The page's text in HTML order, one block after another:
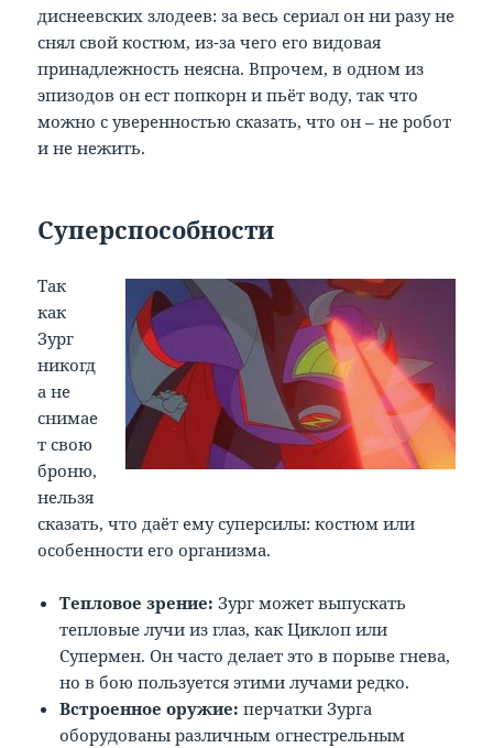
диснеевских злодеев: за весь сериал он ни разу не
снял свой костюм, из-за чего его видовая
принадлежность неясна. Впрочем, в одном из
эпизодов он ест попкорн и пьёт воду, так что
можно с уверенностью сказать, что он – не робот
и не нежить.
Суперспособности
Так
как
Зург
никогд
а не
снимае
т свою
броню,
нельзя
сказать, что даёт ему суперсилы: костюм или
особенности его организма.
Тепловое зрение:Зург может выпускать
тепловые лучи из глаз, как Циклоп или
Супермен. Он часто делает это в порыве гнева,
но в бою пользуется этими лучами редко.
Встроенное оружие: перчатки Зурга
оборудованы различным огнестрельным